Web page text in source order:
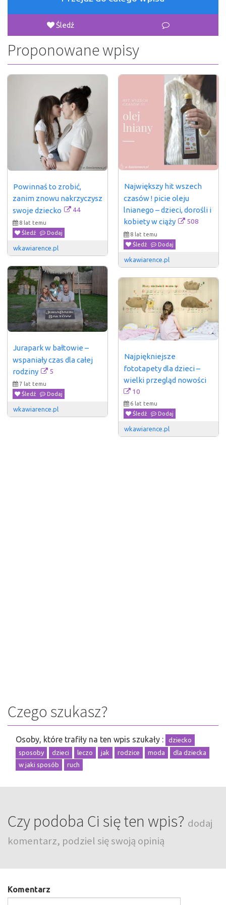
Śledź
Proponowane wpisy
Powinnaś to zrobić,
zanim znowu nakrzyczysz
swoje dziecko
44
8 lat temu
Śledź
Dodaj
wkawiarence.pl
Największy hit wszech
czasów ! picie oleju
lnianego – dzieci, dorośli i
kobiety w ciąży
508
8 lat temu
Śledź
Dodaj
wkawiarence.pl
Jurapark w bałtowie –
wspaniały czas dla całej
rodziny
5
7 lat temu
Śledź
Dodaj
wkawiarence.pl
Najpiękniejsze
fototapety dla dzieci –
wielki przegląd nowości
10
6 lat temu
Śledź
Dodaj
wkawiarence.pl
Czego szukasz?
Osoby, które trafiły na ten wpis szukały :
dziecko
sposoby
dzieci leczo jak rodzice moda
dla dziecka
w jaki sposób
ruch
Czy podoba Ci się ten wpis? dodaj
komentarz, podziel się swoją opinią
Komentarz